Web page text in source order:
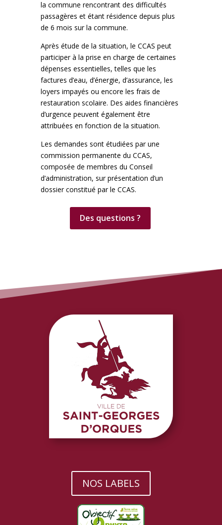
la commune rencontrant des difficultés
passagères et étant résidence depuis plus
de 6 mois sur la commune.
Après étude de la situation, le CCAS peut
participer à la prise en charge de certaines
dépenses essentielles, telles que les
factures d’eau, d’énergie, d’assurance, les
loyers impayés ou encore les frais de
restauration scolaire. Des aides financières
d’urgence peuvent également être
attribuées en fonction de la situation.
Les demandes sont étudiées par une
commission permanente du CCAS,
composée de membres du Conseil
d’administration, sur présentation d’un
dossier constitué par le CCAS.
Des questions ?
NOS LABELS